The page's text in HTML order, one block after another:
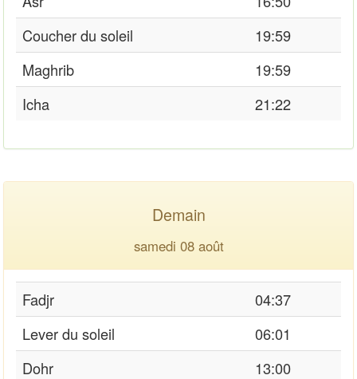
Coucher du soleil
19:59
Maghrib
19:59
Icha
21:22
Demain
samedi 08 août
Fadjr
04:37
Lever du soleil
06:01
Dohr
13:00